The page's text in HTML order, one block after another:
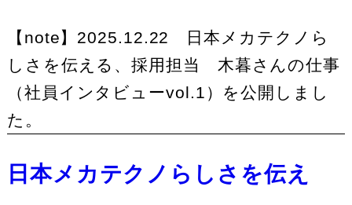
【note】2025.12.22 日本メカテクノら
しさを伝える、採用担当 木暮さんの仕事
（社員インタビューvol.1）を公開しまし
た。
日本メカテクノらしさを伝え